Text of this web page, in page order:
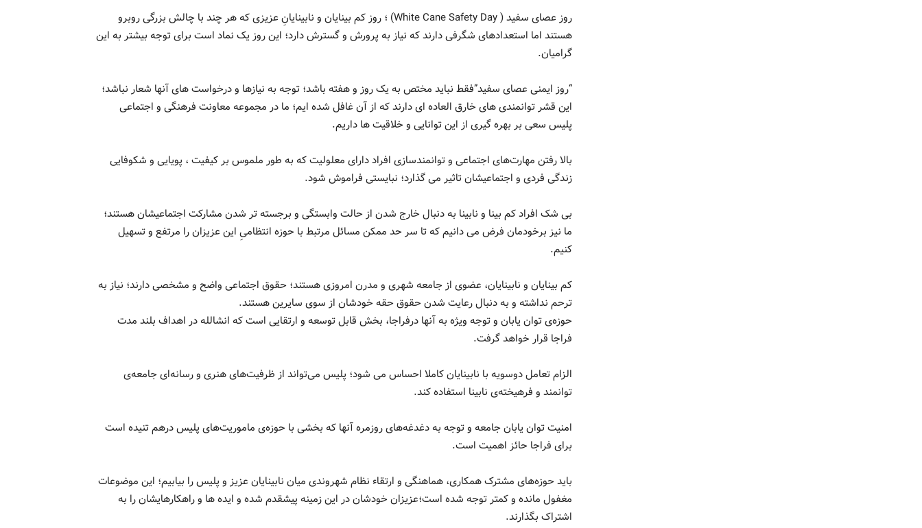
روز عصای سفید ( White Cane Safety Day) ؛ روز کم بینایان و نابینایانِ عزیزی که هر چند با چالش بزرگی روبرو
هستند اما استعدادهای شگرفی دارند که نیاز به پرورش و گسترش دارد؛ این روز یک نماد است برای توجه بیشتر به این
گرامیان.
“روز ایمنی عصای سفید”فقط نباید مختص به یک روز و هفته باشد؛ توجه به نیازها و درخواست های آنها شعار نباشد؛
این قشر توانمندی های خارق العاده ای دارند که از آن غافل شده ایم؛ ما در مجموعه معاونت فرهنگی و اجتماعی
پلیس سعی بر بهره گیری از این توانایی و خلاقیت ها داریم.
بالا رفتن مهارت‌های اجتماعی و توانمندسازی افراد دارای معلولیت که به طور ملموس بر کیفیت ، پویایی و شکوفایی
زندگی فردی و اجتماعیشان تاثیر می گذارد؛ نبایستی فراموش شود.
بی شک افراد کم بینا و نابینا به دنبال خارج شدن از حالت وابستگی و برجسته تر شدن مشارکت اجتماعیشان هستند؛
ما نیز برخودمان فرض می دانیم که تا سر حد ممکن مسائل مرتبط با حوزه انتظامیِ این عزیزان را مرتفع و تسهیل
کنیم.
کم بینایان و نابینایان، عضوی از جامعه شهری و مدرن امروزی هستند؛ حقوق اجتماعی واضح و مشخصی دارند؛ نیاز به
ترحم نداشته و به دنبال رعایت شدن حقوق حقه خودشان از سوی سایرین هستند.
حوزه‌ی توان یابان و توجه ویژه به آنها درفراجا، بخش قابل توسعه و ارتقایی است که انشالله در اهداف بلند مدت
فراجا قرار خواهد گرفت.
الزام تعامل دوسویه با نابینایان کاملا احساس می شود؛ پلیس می‌تواند از ظرفیت‌های هنری و رسانه‌ای جامعه‌ی
توانمند و فرهیخته‌ی نابینا استفاده کند.
امنیت توان یابان جامعه و توجه به دغدغه‌های روزمره آنها که بخشی با حوزه‌ی ماموریت‌های پلیس درهم تنیده است
برای فراجا حائز اهمیت است.
باید حوزه‌های مشترک همکاری، هماهنگی و ارتقاء نظام شهروندی میان نابینایان عزیز و پلیس را بیابیم؛ این موضوعات
مغفول مانده و کمتر توجه شده است؛عزیزان خودشان در این زمینه پیشقدم شده و ایده ها و راهکارهایشان را به
اشتراک بگذارند.